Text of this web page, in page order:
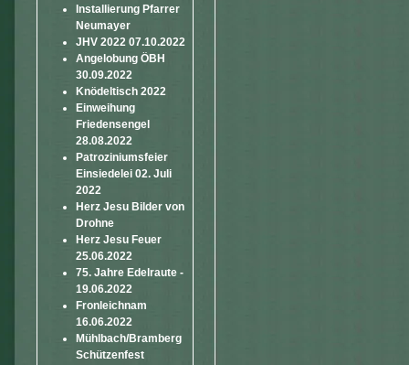
Installierung Pfarrer
Neumayer
JHV 2022 07.10.2022
Angelobung ÖBH
30.09.2022
Knödeltisch 2022
Einweihung
Friedensengel
28.08.2022
Patroziniumsfeier
Einsiedelei 02. Juli
2022
Herz Jesu Bilder von
Drohne
Herz Jesu Feuer
25.06.2022
75. Jahre Edelraute -
19.06.2022
Fronleichnam
16.06.2022
Mühlbach/Bramberg
Schützenfest